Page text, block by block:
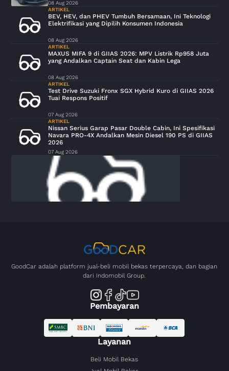
08 Aug 2026
ARTIKEL
BEV, HEV, dan PHEV Tumbuh Bersamaan, Ini Teknologi
Elektrifikasi yang Dipilih Konsumen Indonesia
08 Aug 2026
ARTIKEL
MAXUS MIFA 9 di GIIAS 2026: MPV Listrik Rp958 Juta
yang Andalkan Captain Seat dan Kabin Lega
08 Aug 2026
ARTIKEL
Test Drive Suzuki Fronx SGX Hybrid Kuro di GIIAS 2026
Tuai Respons Positif
07 Aug 2026
ARTIKEL
Nissan Serius Garap Pasar Double Cabin, Ini Spesifikasi
Navara PRO-4X Andalkan Mesin Diesel 190 PS di GIIAS
2026
07 Aug 2026
GoodCar adalah platform jual-beli mobil bekas terpercaya, dan bagian
dari Indomobil Group.
Pembayaran
Layanan
Beli Mobil Bekas